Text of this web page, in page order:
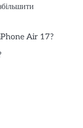
iPhone Air 17?